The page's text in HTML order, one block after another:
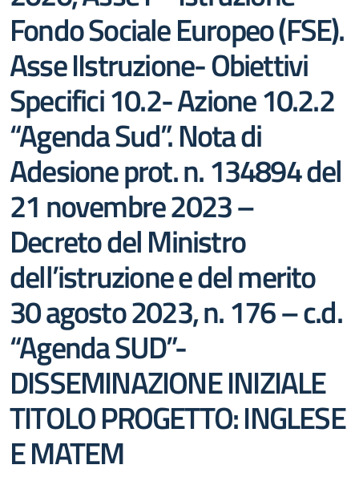
Fondo Sociale Europeo (FSE).
Asse IIstruzione- Obiettivi
Specifici 10.2- Azione 10.2.2
“Agenda Sud”. Nota di
Adesione prot. n. 134894 del
21 novembre 2023 –
Decreto del Ministro
dell’istruzione e del merito
30 agosto 2023, n. 176 – c.d.
“Agenda SUD”-
DISSEMINAZIONE INIZIALE
TITOLO PROGETTO: INGLESE
E MATEM